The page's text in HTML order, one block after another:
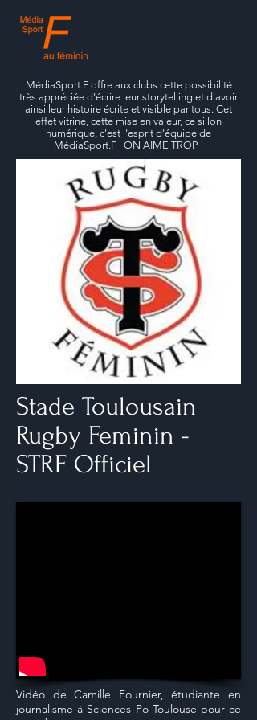
MédiaSport.F offre aux clubs cette possibilité
très appréciée d'écrire leur storytelling et d'avoir
ainsi leur histoire écrite et visible par tous. Cet
effet vitrine, cette mise en valeur, ce sillon
numérique, c'est l'esprit d'équipe de
MédiaSport.F ON AIME TROP !
Stade Toulousain
Rugby Feminin -
STRF Officiel
Vidéo de Camille Fournier, étudiante en
journalisme à Sciences Po Toulouse pour ce